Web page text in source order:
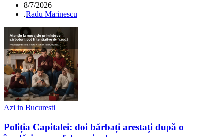
8/7/2026
.Radu Marinescu
Azi in Bucuresti
Poliția Capitalei: doi bărbați arestați după o